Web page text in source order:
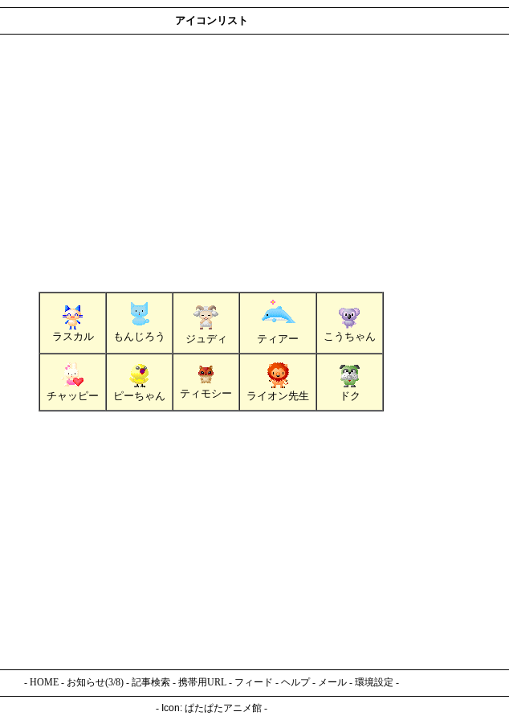
アイコンリスト
ラスカル もんじろう ジュディ ティアー こうちゃん
チャッピー ピーちゃん ティモシー ライオン先生 ドク
- HOME- お知らせ(3/8)- 記事検索- 携帯用URL- フィード - ヘルプ- メール- 環境設定 -
- Icon: ぱたぱたアニメ館-